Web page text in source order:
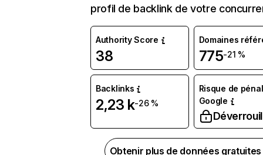
profil de backlink de votre
Authority Score
38
Domaines
775-21 %
Backlinks
2,23 k-26 %
Risque de
Google
Obtenir plus de données